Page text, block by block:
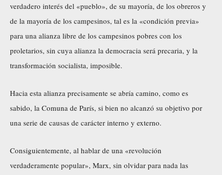
verdadero interés del «pueblo», de su mayoría, de los obreros y
de la mayoría de los campesinos, tal es la «condición previa»
para una alianza libre de los campesinos pobres con los
proletarios, sin cuya alianza la democracia será precaria, y la
transformación socialista, imposible.
Hacia esta alianza precisamente se abría camino, como es
sabido, la Comuna de París, si bien no alcanzó su objetivo por
una serie de causas de carácter interno y externo.
Consiguientemente, al hablar de una «revolución
verdaderamente popular», Marx, sin olvidar para nada las